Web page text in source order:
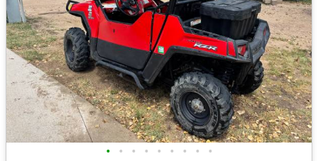
• • • • • • • • •